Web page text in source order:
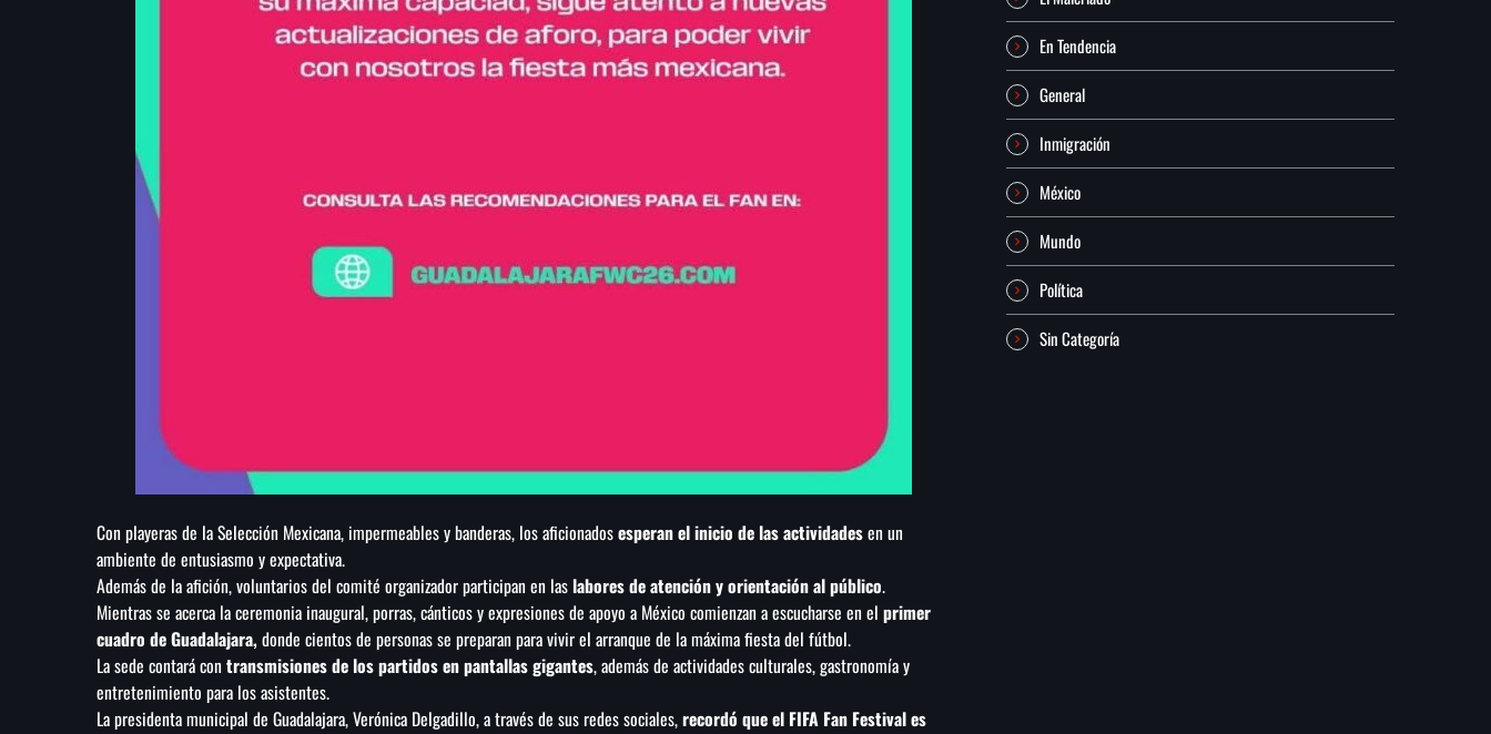
Con playeras de la Selección Mexicana, impermeables y banderas, los aficionadosesperan el inicio de las actividadesen un
ambiente de entusiasmo y expectativa.
Además de la afición, voluntarios del comité organizador participan en las labores de atención y orientación al público.
Mientras se acerca la ceremonia inaugural, porras, cánticos y expresiones de apoyo a México comienzan a escucharse en el primer
cuadro de Guadalajara,donde cientos de personas se preparan para vivir el arranque de la máxima fiesta del fútbol.
La sede contará con transmisiones de los partidos en pantallas gigantes, además de actividades culturales, gastronomía y
entretenimiento para los asistentes.
La presidenta municipal de Guadalajara, Verónica Delgadillo, a través de sus redes sociales,recordó que el FIFA Fan Festival es
En Tendencia
General
Inmigración
México
Mundo
Política
Sin Categoría